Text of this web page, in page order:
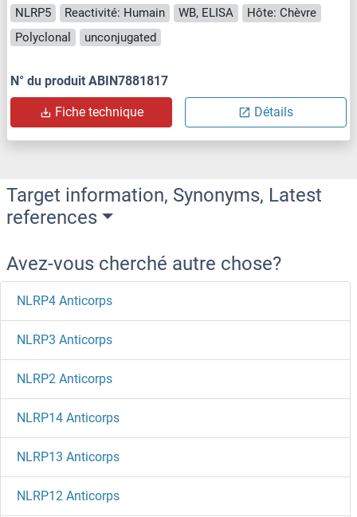
NLRP5 Reactivité: Humain WB, ELISA
Hôte: Chèvre
Polyclonal
unconjugated
N° du produit ABIN7881817
Fiche technique Détails
Target information, Synonyms, Latest
references
Avez-vous cherché autre chose?
NLRP4 Anticorps
NLRP3 Anticorps
NLRP2 Anticorps
NLRP14 Anticorps
NLRP13 Anticorps
NLRP12 Anticorps